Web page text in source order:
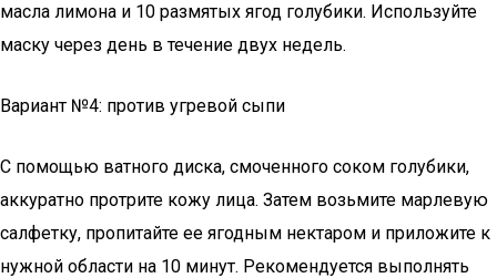
масла лимона и 10 размятых ягод голубики. Используйте
маску через день в течение двух недель.
Вариант №4: против угревой сыпи
С помощью ватного диска, смоченного соком голубики,
аккуратно протрите кожу лица. Затем возьмите марлевую
салфетку, пропитайте ее ягодным нектаром и приложите к
нужной области на 10 минут. Рекомендуется выполнять